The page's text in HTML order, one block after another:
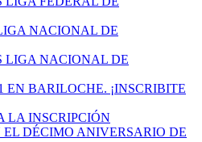
NACIONAL DE
LIGA NACIONAL DE
EN BARILOCHE. ¡INSCRIBITE
LA INSCRIPCIÓN
DÉCIMO ANIVERSARIO DE